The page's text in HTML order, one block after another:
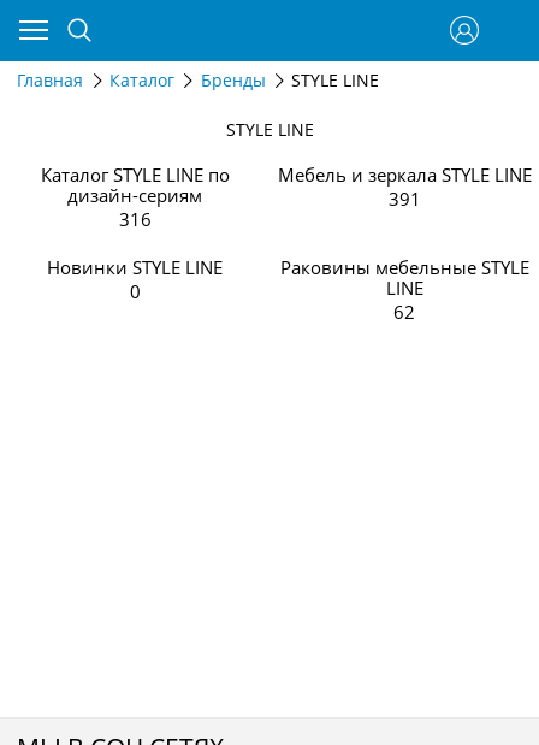
Главная Каталог Бренды STYLE LINE
STYLE LINE
Каталог STYLE LINE по
дизайн-сериям
316
Мебель и зеркала STYLE LINE
391
Новинки STYLE LINE
0
Раковины мебельные STYLE
LINE
62